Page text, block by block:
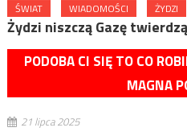
ŚWIAT WIADOMOŚCI ŻYDZI
Żydzi niszczą Gazę
PODOBA CI SIĘ TO CO
MAGNA
21 lipca 2025